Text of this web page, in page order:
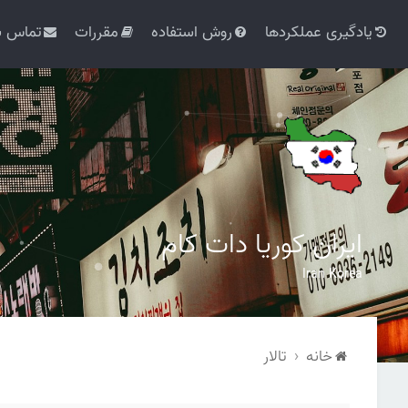
یادگیری عملکردها روش استفاده مقررات تماس
ایران کوریا دات کام
Iran Korea
خانه تالار